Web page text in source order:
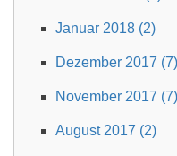
Januar 2018 (2)
Dezember 2017 (7)
November 2017 (7)
August 2017 (2)